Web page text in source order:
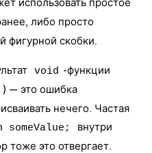
использовать простое
либо просто
фигурной скобки.
void -функции
) — это ошибка
нечего. Частая
внутри
тоже это отвергает.